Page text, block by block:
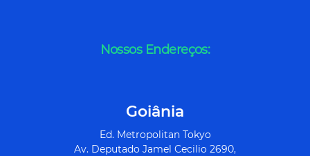
Nossos Endereços:
Goiânia
Ed. Metropolitan Tokyo
Av. Deputado Jamel Cecilio 2690,